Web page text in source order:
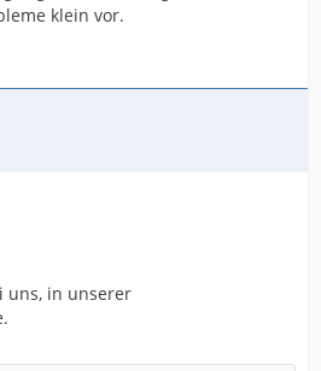
klein vor.
uns, in unserer